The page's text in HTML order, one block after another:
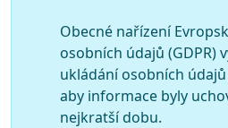
Obecné nařízení
osobních údajů (GDPR)
ukládání osobních
aby informace byly
nejkratší dobu.